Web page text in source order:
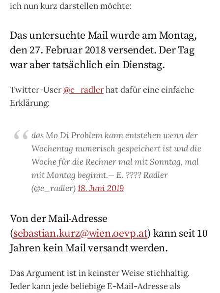
ich nun kurz darstellen möchte:
Das untersuchte Mail wurde am Montag,
den 27. Februar 2018 versendet. Der Tag
war aber tatsächlich ein Dienstag.
Twitter-User@e_radlerhat dafür eine einfache
Erklärung:
das Mo Di Problem kann entstehen wenn der
Wochentag numerisch gespeichert ist und die
Woche für die Rechner mal mit Sonntag, mal
mit Montag beginnt.— E. ???? Radler
(@e_radler)18. Juni 2019
Von der Mail-Adresse
(sebastian.kurz@wien.oevp.at) kann seit 10
Jahren kein Mail versandt werden.
Das Argument ist in keinster Weise stichhaltig.
Jeder kann jede beliebige E-Mail-Adresse als